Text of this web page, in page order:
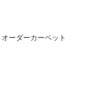
オーダーカーペット